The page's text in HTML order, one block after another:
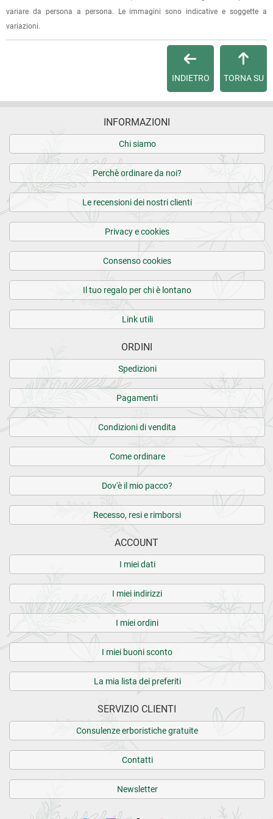
Per maggiori dettagli, vedi le
variare da persona a persona. Le immagini sono indicative e soggette a
variazioni.
TORNA SU
INDIETRO
INFORMAZIONI
Chi siamo
Perchè ordinare da noi?
Le recensioni dei nostri clienti
Privacy e cookies
Consenso cookies
Il tuo regalo per chi è lontano
Link utili
ORDINI
Spedizioni
Pagamenti
Condizioni di vendita
Come ordinare
Dov'è il mio pacco?
Recesso, resi e rimborsi
ACCOUNT
I miei dati
I miei indirizzi
I miei ordini
I miei buoni sconto
La mia lista dei preferiti
SERVIZIO CLIENTI
Consulenze erboristiche gratuite
Contatti
Newsletter